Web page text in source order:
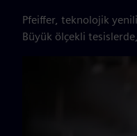
Pfeiffer, teknolojik
Büyük ölçekli